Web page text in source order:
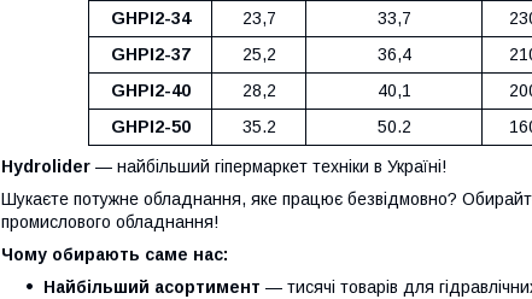
GHPI2-34
23,7 33,7
GHPI2-37
25,2 36,4
GHPI2-40
28,2 40,1
GHPI2-50
35.2 50.2
Hydrolider — найбільший гіпермаркет техніки в Україні!
Шукаєте потужне обладнання, яке працює безвідмовно?
промислового обладнання!
Чому обирають саме нас:
Найбільший асортимент — тисячі товарів для